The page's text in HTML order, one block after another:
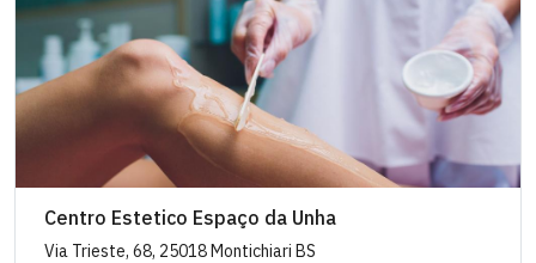
Centro Estetico Espaço da Unha
Via Trieste, 68, 25018 Montichiari BS